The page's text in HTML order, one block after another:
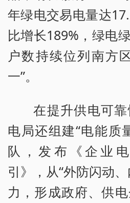
年绿电交易电量达
比增长189%，绿电
户数持续位列南方
一”。
在提升供电可
电局还组建“电能质
队，发布《企业
引》，从“外防闪动
力，形成政府、供